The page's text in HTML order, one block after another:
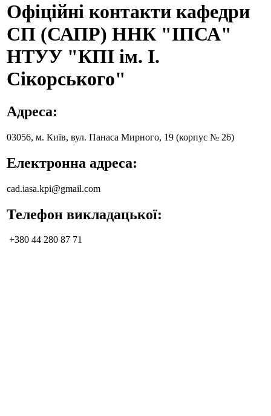
Офіційні контакти кафедри
СП (САПР) ННК "ІПСА"
НТУУ "КПІ ім. І.
Сікорського"
Адреса:
03056, м. Київ, вул. Панаса Мирного, 19 (корпус № 26)
Електронна адреса:
cad.iasa.kpi@gmail.com
Телефон викладацької:
+380 44 280 87 71